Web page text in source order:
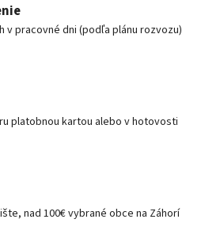
v pracovné dni (podľa plánu rozvozu)
platobnou kartou alebo v hotovosti
nad 100€ vybrané obce na Záhorí